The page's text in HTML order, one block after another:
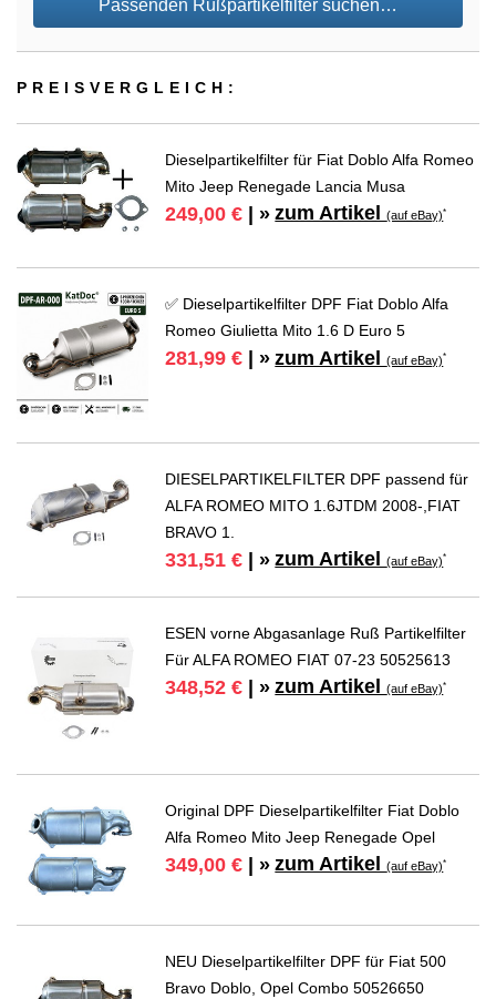
Passenden Rußpartikelfilter suchen…
PREIS­VER­GLEICH:
Dieselpartikelfilter für Fiat Doblo Alfa Romeo
Mito Jeep Renegade Lancia Musa
249,00 € | » zum Artikel(auf eBay)*
✅ Dieselpartikelfilter DPF Fiat Doblo Alfa
Romeo Giulietta Mito 1.6 D Euro 5
281,99 € | » zum Artikel(auf eBay)*
DIESELPARTIKELFILTER DPF passend für
ALFA ROMEO MITO 1.6JTDM 2008-,FIAT
BRAVO 1.
331,51 € | » zum Artikel(auf eBay)*
ESEN vorne Abgasanlage Ruß Partikelfilter
Für ALFA ROMEO FIAT 07-23 50525613
348,52 € | » zum Artikel(auf eBay)*
Original DPF Dieselpartikelfilter Fiat Doblo
Alfa Romeo Mito Jeep Renegade Opel
349,00 € | » zum Artikel(auf eBay)*
NEU Dieselpartikelfilter DPF für Fiat 500
Bravo Doblo, Opel Combo 50526650